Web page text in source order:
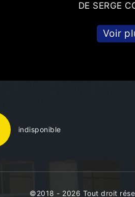
DE SERGE
Voir
indisponible
©2018 - 2026 Tout droit